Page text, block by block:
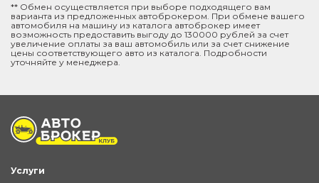
** Обмен осуществляется при выборе подходящего вам
варианта из предложенных автоброкером. При обмене вашего
автомобиля на машину из каталога автоброкер имеет
возможность предоставить выгоду до 130000 рублей за счет
увеличение оплаты за ваш автомобиль или за счет снижение
цены соответствующего авто из каталога. Подробности
уточняйте у менеджера.
Услуги